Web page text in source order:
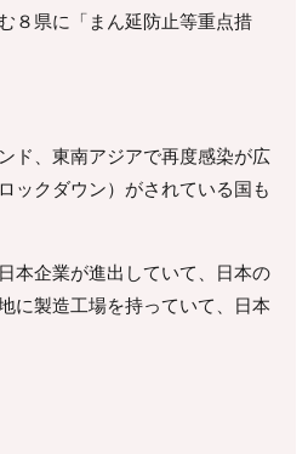
８県に「まん延防止等重点措
ド、東南アジアで再度感染が広
ックダウン）がされている国も
本企業が進出していて、日本の
に製造工場を持っていて、日本